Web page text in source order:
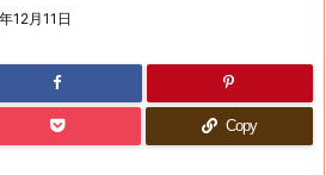
12月11日
Copy